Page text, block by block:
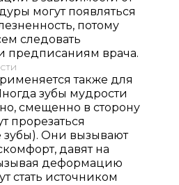
могут появляться
потому
следовать
предписаниям врача.
также для
зубы мудрости
смещенно в сторону
прорезаться
Они вызывают
давят на
деформацию
стать источником